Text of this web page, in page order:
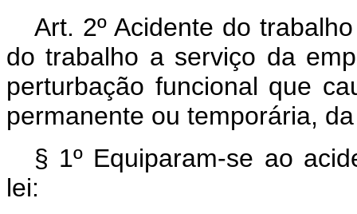
Art. 2º Acidente do
do trabalho a serviço da
perturbação funcional que
permanente ou temporária,
§ 1º Equiparam-se ao
lei: